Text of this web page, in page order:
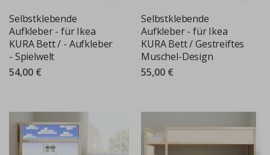
Selbstklebende
Aufkleber - für Ikea
KURA Bett / - Aufkleber
- Spielwelt
54,00 €
Selbstklebende
Aufkleber - für Ikea
KURA Bett / Gestreiftes
Muschel-Design
55,00 €